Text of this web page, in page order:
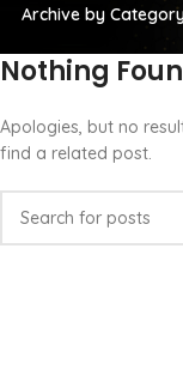
Archive by
Nothing
Apologies, but no
find a related post.